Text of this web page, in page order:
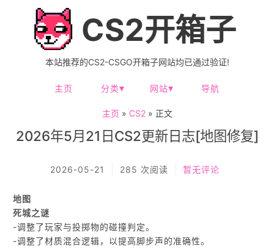
CS2开箱子
本站推荐的CS2-CSGO开箱子网站均已通过验证!
主页 分类 网站 导航
主页 » CS2» 正文
2026年5月21日CS2更新日志[地图修复]
2026-05-21 285 次阅读 暂无评论
地图
死城之谜
-调整了玩家与投掷物的碰撞判定。
-调整了材质混合逻辑，以提高脚步声的准确性。